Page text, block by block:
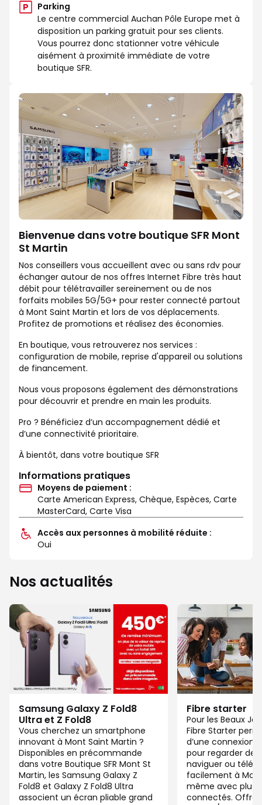
Parking
Le centre commercial Auchan Pôle Europe met à
disposition un parking gratuit pour ses clients.
Vous pourrez donc stationner votre véhicule
aisément à proximité immédiate de votre
boutique SFR.
Bienvenue dans votre boutique SFR Mont
St Martin
Nos conseillers vous accueillent avec ou sans rdv pour
échanger autour de nos offres Internet Fibre très haut
débit pour télétravailler sereinement ou de nos
forfaits mobiles 5G/5G+ pour rester connecté partout
à Mont Saint Martin et lors de vos déplacements.
Profitez de promotions et réalisez des économies.
En boutique, vous retrouverez nos services :
configuration de mobile, reprise d'appareil ou solutions
de financement.
Nous vous proposons également des démonstrations
pour découvrir et prendre en main les produits.
Pro ? Bénéficiez d’un accompagnement dédié et
d’une connectivité prioritaire.
À bientôt, dans votre boutique SFR
Informations pratiques
Moyens de paiement :
Carte American Express, Chèque, Espèces, Carte
MasterCard, Carte Visa
Accès aux personnes à mobilité réduite :
Oui
Nos actualités
Samsung Galaxy Z Fold8
Ultra et Z Fold8
Vous cherchez un smartphone
innovant à Mont Saint Martin ?
Disponibles en précommande
dans votre Boutique SFR Mont St
Martin, les Samsung Galaxy Z
Fold8 et Galaxy Z Fold8 Ultra
associent un écran pliable grand
Fibre starter
Pour les Beaux
Fibre Starter
d’une connexion
pour regarder des
naviguer ou
facilement à
même avec
connectés. Offre